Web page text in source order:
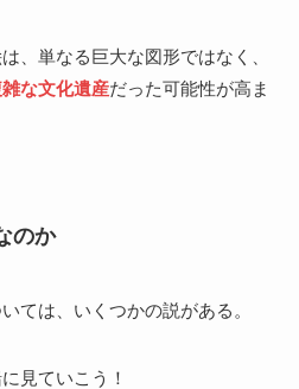
、単なる巨大な図形ではなく、
な文化遺産だった可能性が高ま
のか
ては、いくつかの説がある。
見ていこう！